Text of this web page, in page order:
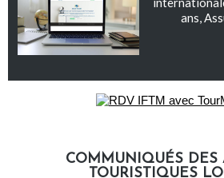
ans,
COMMUNIQUÉS DES
TOURISTIQUES